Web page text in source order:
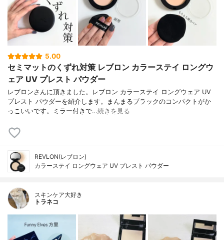
5.00
セミマットのくずれ対策 レブロン カラーステイ ロングウ
ェア UV プレスト パウダー
レブロンさんに頂きました。レブロン カラーステイ ロングウェア UV
プレスト パウダーを紹介します。まんまるブラックのコンパクトがか
っこいいです。ミラー付きで…続きを見る
REVLON(レブロン)
カラーステイ ロングウェア UV プレスト パウダー
スキンケア大好き
トラネコ